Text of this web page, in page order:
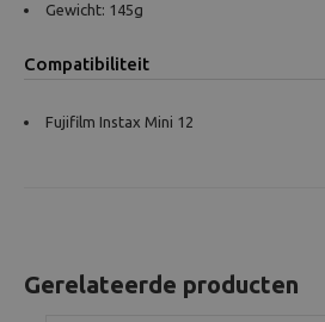
Gewicht: 145g
Compatibiliteit
Fujifilm Instax Mini 12
Gerelateerde producten